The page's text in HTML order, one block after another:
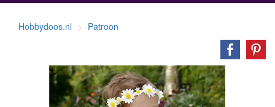
Hobbydoos.nl Patroon